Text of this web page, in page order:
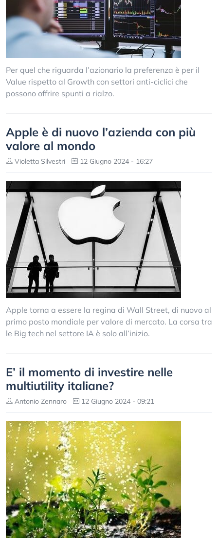
Per quel che riguarda l’azionario la preferenza è per il
Value rispetto al Growth con settori anti-ciclici che
possono offrire spunti a rialzo.
Apple è di nuovo l’azienda con più
valore al mondo
Violetta Silvestri 12 Giugno 2024 - 16:27
Apple torna a essere la regina di Wall Street, di nuovo al
primo posto mondiale per valore di mercato. La corsa tra
le Big tech nel settore IA è solo all’inizio.
E’ il momento di investire nelle
multiutility italiane?
Antonio Zennaro 12 Giugno 2024 - 09:21